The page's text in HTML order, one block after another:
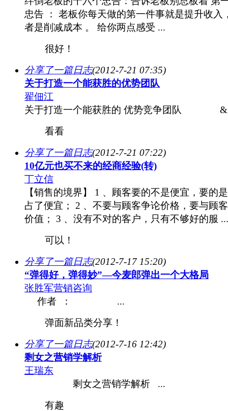
忠告 ： 老板你每天做的第一件事就是提升收入
者是削减成本 。 给你两点感受 ...
很好！
分享了一篇日志(2012-7-21 07:35)
关于打造一个能获胜的优势团队
翟佃江
关于打造一个能获胜的 优势竞争团队
看看
分享了一篇日志(2012-7-21 07:22)
10亿元也买不来的经商经验(转)
丁立信
【销售的境界】 1 、顾客要的不是便宜，要的
占了便宜； 2 、不要与顾客争论价格，要与顾
价值； 3 、没有不对的客户，只有不够好的服 ...
可以！
分享了一篇日志(2012-7-17 15:20)
“弹得好，弹得妙”—今麦郎弹出一个大格局
张胜军营销咨询
作者 ： ...
弹面新品类分享！
分享了一篇日志(2012-7-16 12:42)
剩女之营销学解析
王瑞东
剩女之营销学解析 ...
有趣